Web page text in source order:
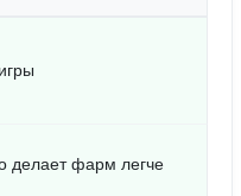
делает фарм легче